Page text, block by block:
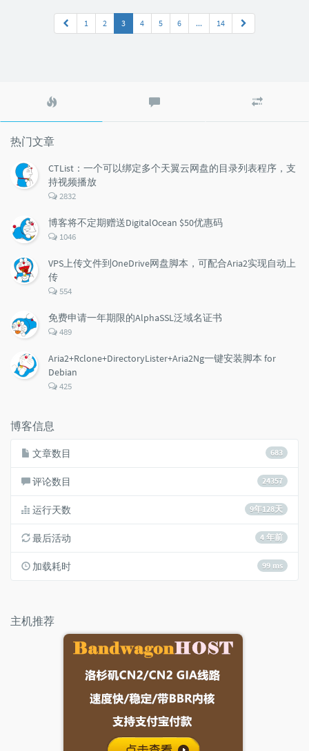
1 2 3 4 5 6 ... 14
文
评
文
热门文章
CTList：一个可以绑定多个天翼云网盘的目录列表程序，支
持视频播放
评
数：
2832
博客将不定期赠送DigitalOcean $50优惠码
评
数：
1046
VPS上传文件到OneDrive网盘脚本，可配合Aria2实现自动上
传
评
数：
554
免费申请一年期限的AlphaSSL泛域名证书
评
数：
489
Aria2+Rclone+DirectoryLister+Aria2Ng一键安装脚本 for
Debian
评
425
博客信息
683
文章数目
24357
评论数目
9年128天
运行天数
4 年前
最后活动
99 ms
加载耗时
主机推荐